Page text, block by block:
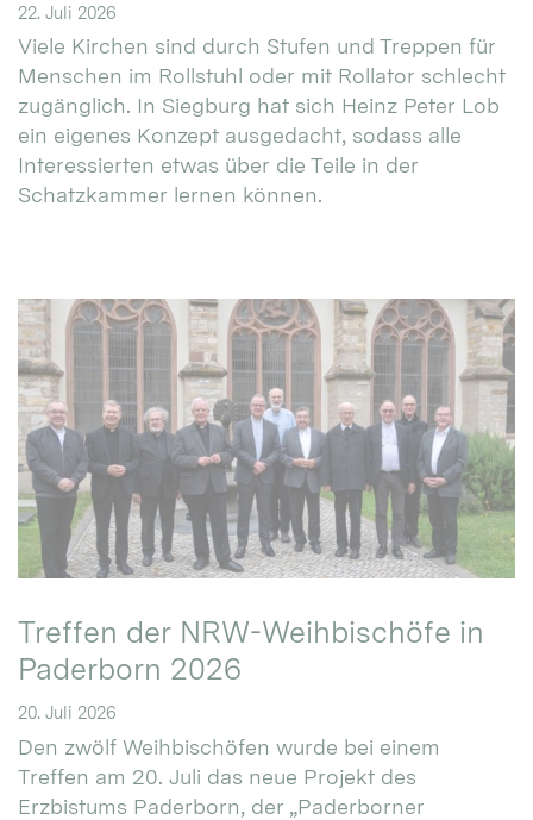
22. Juli 2026
Viele Kirchen sind durch Stufen und Treppen für
Menschen im Rollstuhl oder mit Rollator schlecht
zugänglich. In Siegburg hat sich Heinz Peter Lob
ein eigenes Konzept ausgedacht, sodass alle
Interessierten etwas über die Teile in der
Schatzkammer lernen können.
Treffen der NRW-Weihbischöfe in
Paderborn 2026
20. Juli 2026
Den zwölf Weihbischöfen wurde bei einem
Treffen am 20. Juli das neue Projekt des
Erzbistums Paderborn, der „Paderborner